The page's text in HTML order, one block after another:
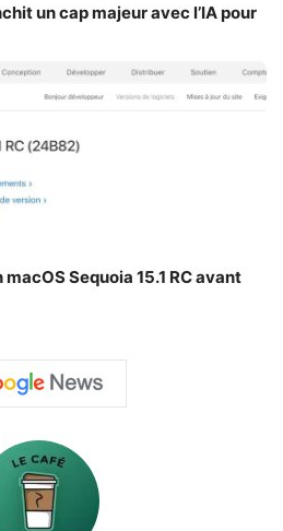
un cap majeur avec l’IA pour
Sequoia 15.1 RC avant